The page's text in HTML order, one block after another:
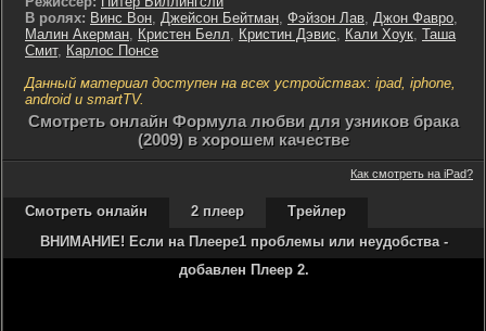
В ролях: Винс Вон, Джейсон Бейтман, Фэйзон Лав, Джон Фавро,
Малин Акерман, Кристен Белл, Кристин Дэвис, Кали Хоук, Таша
Смит, Карлос Понсе
Данный материал доступен на всех устройствах: ipad, iphone,
android и smartTV.
Cмотреть онлайн Формула любви для узников брака
(2009) в хорошем качестве
Как смотреть на iPad?
Смотреть онлайн 2 плеер
Трейлер
ВНИМАНИЕ! Если на Плеере1 проблемы или неудобства -
добавлен Плеер 2.